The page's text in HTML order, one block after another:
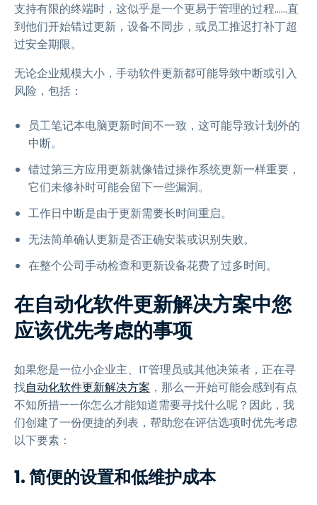
支持有限的终端时，这似乎是一个更易于管理的过程……直
到他们开始错过更新，设备不同步，或员工推迟打补丁超
过安全期限。
无论企业规模大小，手动软件更新都可能导致中断或引入
风险，包括：
员工笔记本电脑更新时间不一致，这可能导致计划外的
中断。
错过第三方应用更新就像错过操作系统更新一样重要，
它们未修补时可能会留下一些漏洞。
工作日中断是由于更新需要长时间重启。
无法简单确认更新是否正确安装或识别失败。
在整个公司手动检查和更新设备花费了过多时间。
在自动化软件更新解决方案中您
应该优先考虑的事项
如果您是一位小企业主、IT管理员或其他决策者，正在寻
找自动化软件更新解决方案 ，那么一开始可能会感到有点
不知所措——你怎么才能知道需要寻找什么呢？因此，我
们创建了一份便捷的列表，帮助您在评估选项时优先考虑
以下要素：
1. 简便的设置和低维护成本